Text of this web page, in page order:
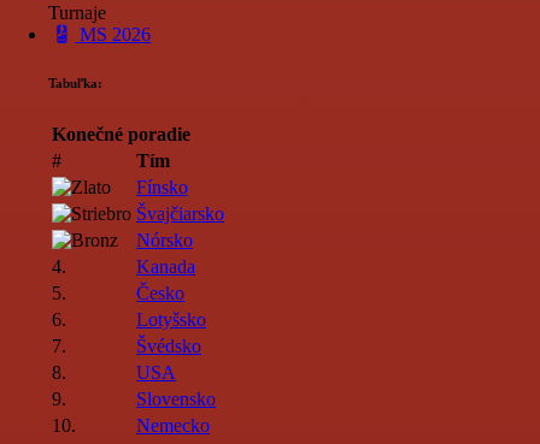
Turnaje
MS 2026
Tabuľka:
Konečné poradie
#
Tím
Fínsko
Švajčiarsko
Nórsko
4.
Kanada
5.
Česko
6.
Lotyšsko
7.
Švédsko
8.
USA
9.
Slovensko
10.
Nemecko